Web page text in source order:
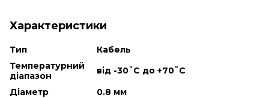
Характеристики
Тип
Кабель
Температурний
діапазон
від -30˚С до +70˚С
Діаметр
0.8 мм